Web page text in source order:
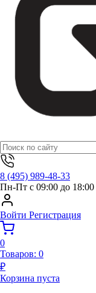
8 (495) 989-48-33
Пн-Пт с 09:00 до 18:00
Войти Регистрация
0
Товаров: 0
₽
Корзина пуста